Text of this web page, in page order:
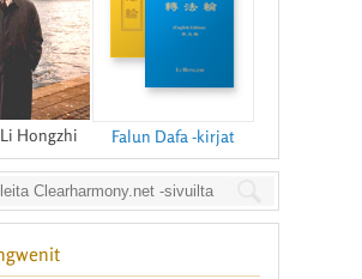
Hongzhi Falun Dafa -kirjat